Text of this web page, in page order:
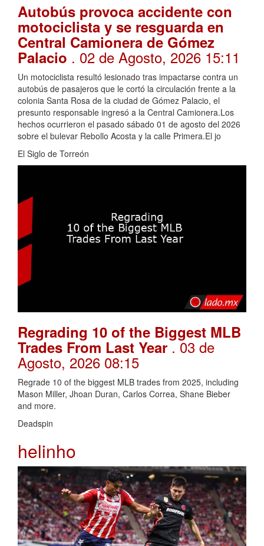
Autobús provoca accidente con
motociclista y se resguarda en
Central Camionera de Gómez
Palacio . 02 de Agosto, 2026 15:11
Un motociclista resultó lesionado tras impactarse contra un
autobús de pasajeros que le cortó la circulación frente a la
colonia Santa Rosa de la ciudad de Gómez Palacio, el
presunto responsable ingresó a la Central Camionera.Los
hechos ocurrieron el pasado sábado 01 de agosto del 2026
sobre el bulevar Rebollo Acosta y la calle Primera.El jo
El Siglo de Torreón
Regrading 10 of the Biggest MLB
Trades From Last Year. 03 de
Agosto, 2026 08:15
Regrade 10 of the biggest MLB trades from 2025, including
Mason Miller, Jhoan Duran, Carlos Correa, Shane Bieber
and more.
Deadspin
helinho